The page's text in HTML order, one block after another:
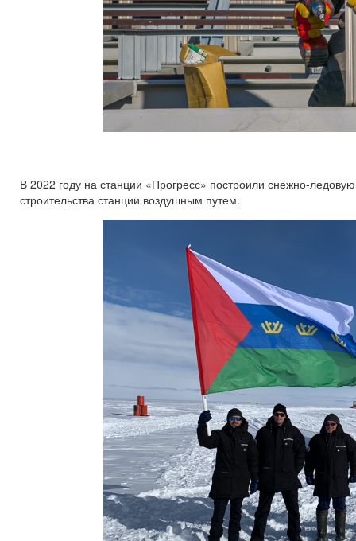
В 2022 году на станции «Прогресс» построили снежно-
строительства станции воздушным путем.